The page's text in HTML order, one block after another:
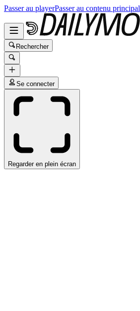
Passer au playerPasser au contenu principal
Rechercher
Se connecter
Regarder en plein écran